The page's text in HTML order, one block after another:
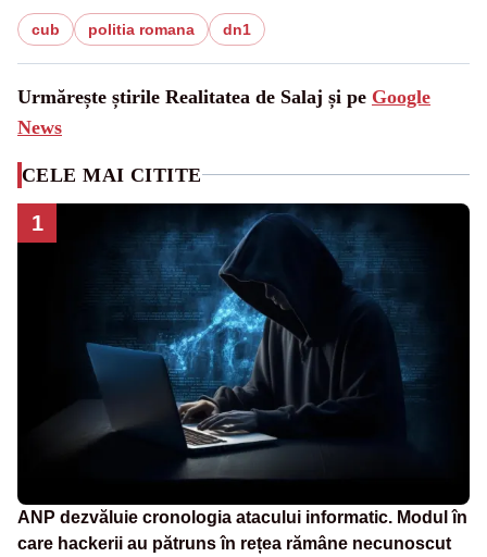
cub politia romana dn1
Urmărește știrile Realitatea de Salaj și pe Google
News
CELE MAI CITITE
1
ANP dezvăluie cronologia atacului informatic. Modul în
care hackerii au pătruns în rețea rămâne necunoscut